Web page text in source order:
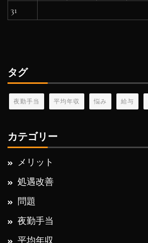
31
タグ
夜勤手当 平均年収 悩み 給与
カテゴリー
メリット
処遇改善
問題
夜勤手当
平均年収